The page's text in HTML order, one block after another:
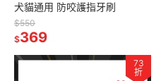
犬貓通用 防咬護指牙刷
$550
$369
73
折